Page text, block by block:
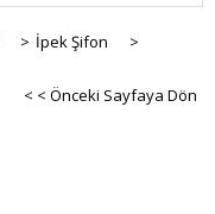
> İpek Şifon
>
< < Önceki Sayfaya Dön